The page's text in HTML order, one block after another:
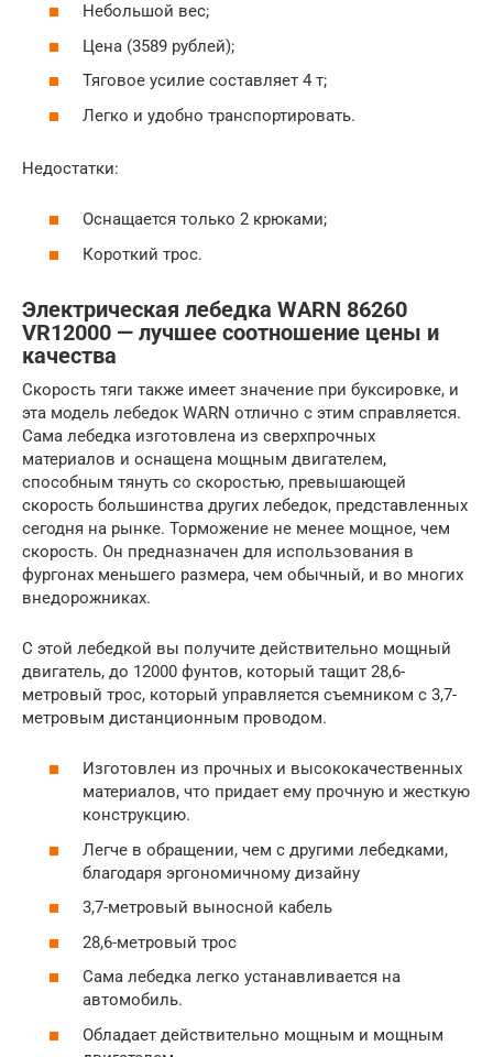
Небольшой вес;
Цена (3589 рублей);
Тяговое усилие составляет 4 т;
Легко и удобно транспортировать.
Недостатки:
Оснащается только 2 крюками;
Короткий трос.
Электрическая лебедка WARN 86260
VR12000 — лучшее соотношение цены и
качества
Скорость тяги также имеет значение при буксировке, и
эта модель лебедок WARN отлично с этим справляется.
Сама лебедка изготовлена ​​из сверхпрочных
материалов и оснащена мощным двигателем,
способным тянуть со скоростью, превышающей
скорость большинства других лебедок, представленных
сегодня на рынке. Торможение не менее мощное, чем
скорость. Он предназначен для использования в
фургонах меньшего размера, чем обычный, и во многих
внедорожниках.
С этой лебедкой вы получите действительно мощный
двигатель, до 12000 фунтов, который тащит 28,6-
метровый трос, который управляется съемником с 3,7-
метровым дистанционным проводом.
Изготовлен из прочных и высококачественных
материалов, что придает ему прочную и жесткую
конструкцию.
Легче в обращении, чем с другими лебедками,
благодаря эргономичному дизайну
3,7-метровый выносной кабель
28,6-метровый трос
Сама лебедка легко устанавливается на
автомобиль.
Обладает действительно мощным и мощным